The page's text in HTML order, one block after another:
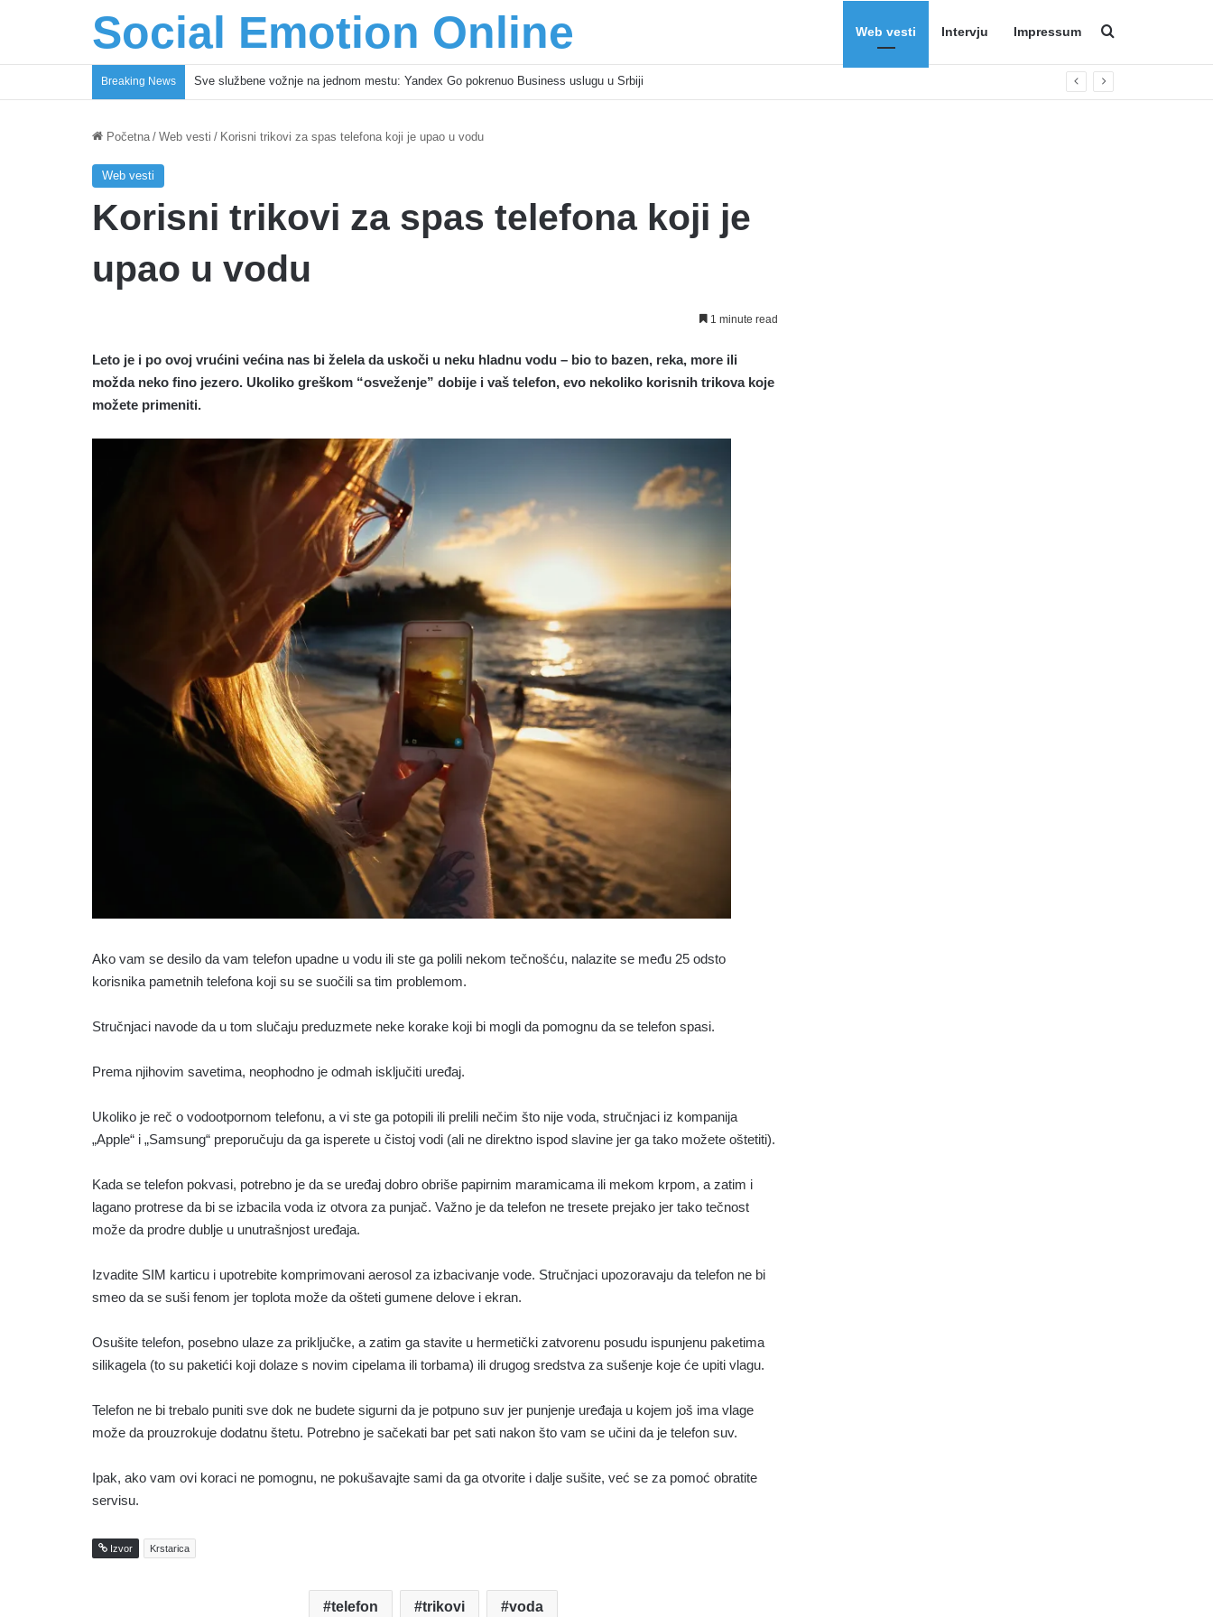
Social Emotion Online Web vesti Intervju Impressum
Breaking News Sve službene vožnje na jednom mestu: Yandex Go pokrenuo Business uslugu u Srbiji
Početna / Web vesti / Korisni trikovi za spas telefona koji je upao u vodu
Web vesti
Korisni trikovi za spas telefona koji je
upao u vodu
1 minute read
Leto je i po ovoj vrućini većina nas bi želela da uskoči u neku hladnu vodu – bio to bazen, reka, more ili
možda neko fino jezero. Ukoliko greškom “osveženje” dobije i vaš telefon, evo nekoliko korisnih trikova koje
možete primeniti.
Ako vam se desilo da vam telefon upadne u vodu ili ste ga polili nekom tečnošću, nalazite se među 25 odsto
korisnika pametnih telefona koji su se suočili sa tim problemom.
Stručnjaci navode da u tom slučaju preduzmete neke korake koji bi mogli da pomognu da se telefon spasi.
Prema njihovim savetima, neophodno je odmah isključiti uređaj.
Ukoliko je reč o vodootpornom telefonu, a vi ste ga potopili ili prelili nečim što nije voda, stručnjaci iz kompanija
„Apple“ i „Samsung“ preporučuju da ga isperete u čistoj vodi (ali ne direktno ispod slavine jer ga tako možete oštetiti).
Kada se telefon pokvasi, potrebno je da se uređaj dobro obriše papirnim maramicama ili mekom krpom, a zatim i
lagano protrese da bi se izbacila voda iz otvora za punjač. Važno je da telefon ne tresete prejako jer tako tečnost
može da prodre dublje u unutrašnjost uređaja.
Izvadite SIM karticu i upotrebite komprimovani aerosol za izbacivanje vode. Stručnjaci upozoravaju da telefon ne bi
smeo da se suši fenom jer toplota može da ošteti gumene delove i ekran.
Osušite telefon, posebno ulaze za priključke, a zatim ga stavite u hermetički zatvorenu posudu ispunjenu paketima
silikagela (to su paketići koji dolaze s novim cipelama ili torbama) ili drugog sredstva za sušenje koje će upiti vlagu.
Telefon ne bi trebalo puniti sve dok ne budete sigurni da je potpuno suv jer punjenje uređaja u kojem još ima vlage
može da prouzrokuje dodatnu štetu. Potrebno je sačekati bar pet sati nakon što vam se učini da je telefon suv.
Ipak, ako vam ovi koraci ne pomognu, ne pokušavajte sami da ga otvorite i dalje sušite, već se za pomoć obratite
servisu.
Izvor Krstarica
telefon trikovi voda